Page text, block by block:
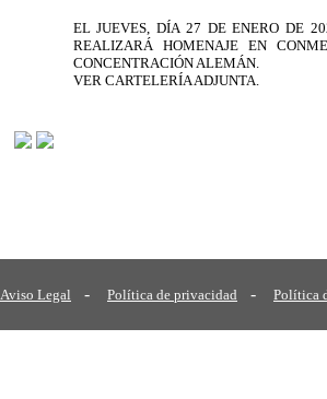
EL JUEVES, DÍA 27 DE ENERO DE
REALIZARÁ HOMENAJE EN
CONCENTRACIÓN ALEMÁN.
VER CARTELERÍA ADJUNTA.
Aviso Legal - Política de privacidad - Política